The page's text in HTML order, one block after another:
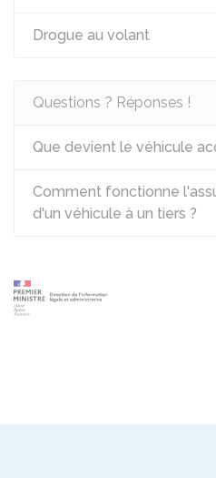
Drogue au volant
Questions ? Réponses !
Que devient le véhicule
Comment fonctionne
d'un véhicule à un tiers ?